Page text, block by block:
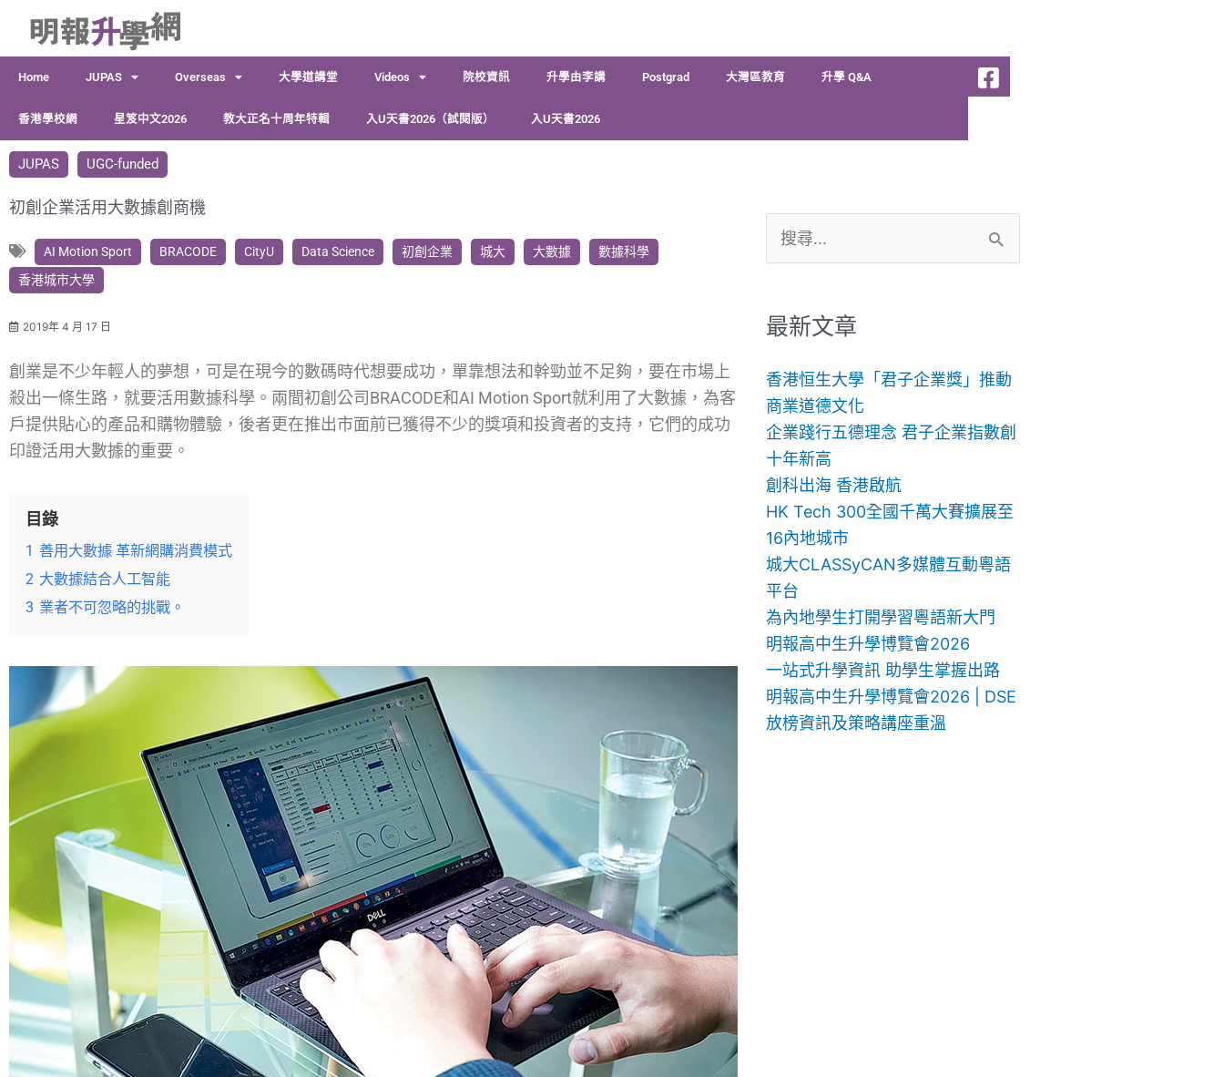
容
Home JUPAS Overseas 大學道講堂 Videos 院校資訊 升學由李講 Postgrad 大灣區教育 升學 Q&A
香港學校網 星笈中文2026 教大正名十周年特輯 入U天書2026（試閱版） 入U天書2026
JUPAS UGC-funded
初創企業活用大數據創商機
AI Motion Sport BRACODE CityU Data Science 初創企業 城大 大數據
數據科學
香港城市大學
2019年 4 月 17 日
創業是不少年輕人的夢想，可是在現今的數碼時代想要成功，單靠想法和幹勁並不足夠，要在市場上
殺出一條生路，就要活用數據科學。兩間初創公司BRACODE和AI Motion Sport就利用了大數據，為客
戶提供貼心的產品和購物體驗，後者更在推出市面前已獲得不少的獎項和投資者的支持，它們的成功
印證活用大數據的重要。
目錄
1 善用大數據 革新網購消費模式
2 大數據結合人工智能
3 業者不可忽略的挑戰。
尋
鍵
最新文章
香港恒生大學「君子企業獎」推動
商業道德文化
企業踐行五德理念 君子企業指數創
十年新高
創科出海 香港啟航
HK Tech 300全國千萬大賽擴展至
16內地城市
城大CLASSyCAN多媒體互動粵語
平台
為內地學生打開學習粵語新大門
明報高中生升學博覽會2026
一站式升學資訊 助學生掌握出路
明報高中生升學博覽會2026 | DSE
放榜資訊及策略講座重溫